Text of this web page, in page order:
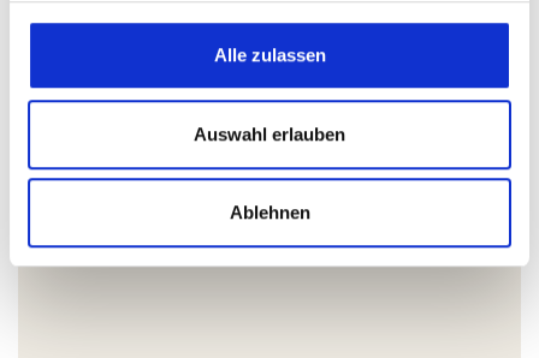
Alle zulassen
Auswahl erlauben
Ablehnen